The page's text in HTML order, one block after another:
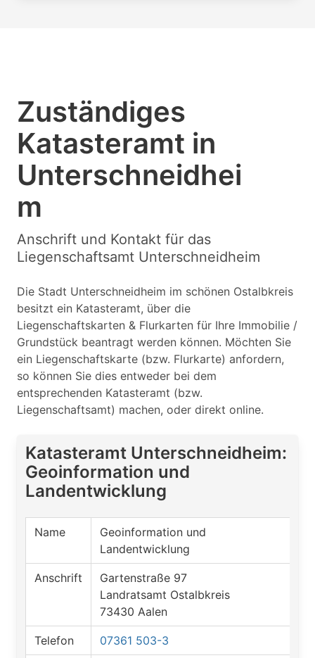
Zuständiges
Katasteramt in
Unterschneidhei
m
Anschrift und Kontakt für das
Liegenschaftsamt Unterschneidheim
Die Stadt Unterschneidheim im schönen Ostalbkreis
besitzt ein Katasteramt, über die
Liegenschaftskarten & Flurkarten für Ihre Immobilie /
Grundstück beantragt werden können. Möchten Sie
ein Liegenschaftskarte (bzw. Flurkarte) anfordern,
so können Sie dies entweder bei dem
entsprechenden Katasteramt (bzw.
Liegenschaftsamt) machen, oder direkt online.
Katasteramt Unterschneidheim:
Geoinformation und
Landentwicklung
Name
Geoinformation und
Landentwicklung
Anschrift
Gartenstraße 97
Landratsamt Ostalbkreis
73430 Aalen
Telefon 07361 503-3